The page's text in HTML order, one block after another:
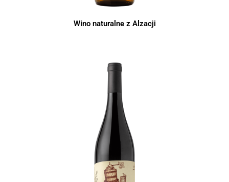
Wino naturalne z Alzacji